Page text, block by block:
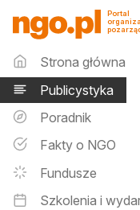
Portal
Menu główne
Strona główna
Publicystyka
Poradnik
Fakty o NGO
Fundusze
Szkolenia i